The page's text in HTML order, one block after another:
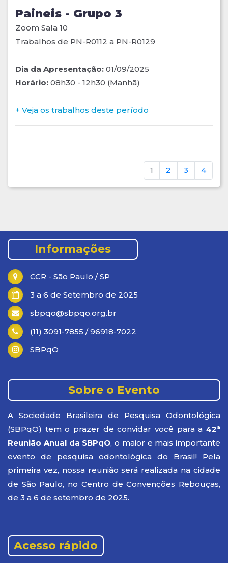
Paineis - Grupo 3
Zoom Sala 10
Trabalhos de PN-R0112 a PN-R0129
Dia da Apresentação: 01/09/2025
Horário: 08h30 - 12h30 (Manhã)
+ Veja os trabalhos deste período
1 2 3 4
Informações
CCR - São Paulo / SP
3 a 6 de Setembro de 2025
sbpqo@sbpqo.org.br
(11) 3091-7855 / 96918-7022
SBPqO
Sobre o Evento
A Sociedade Brasileira de Pesquisa Odontológica
(SBPqO) tem o prazer de convidar você para a 42ª
Reunião Anual da SBPqO, o maior e mais importante
evento de pesquisa odontológica do Brasil! Pela
primeira vez, nossa reunião será realizada na cidade
de São Paulo, no Centro de Convenções Rebouças,
de 3 a 6 de setembro de 2025.
Acesso rápido